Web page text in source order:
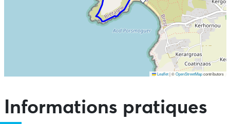
Leaflet |©OpenStreetMapcontributors
Informations pratiques